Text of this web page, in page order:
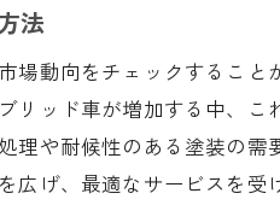
不明点を解消する
見積もりの比較で失敗
価格以外の比較ポ
サービス内容の違
法
場動向をチェックするこ
リッド車が増加する中、
理や耐候性のある塗装の
げ、最適なサービスを受